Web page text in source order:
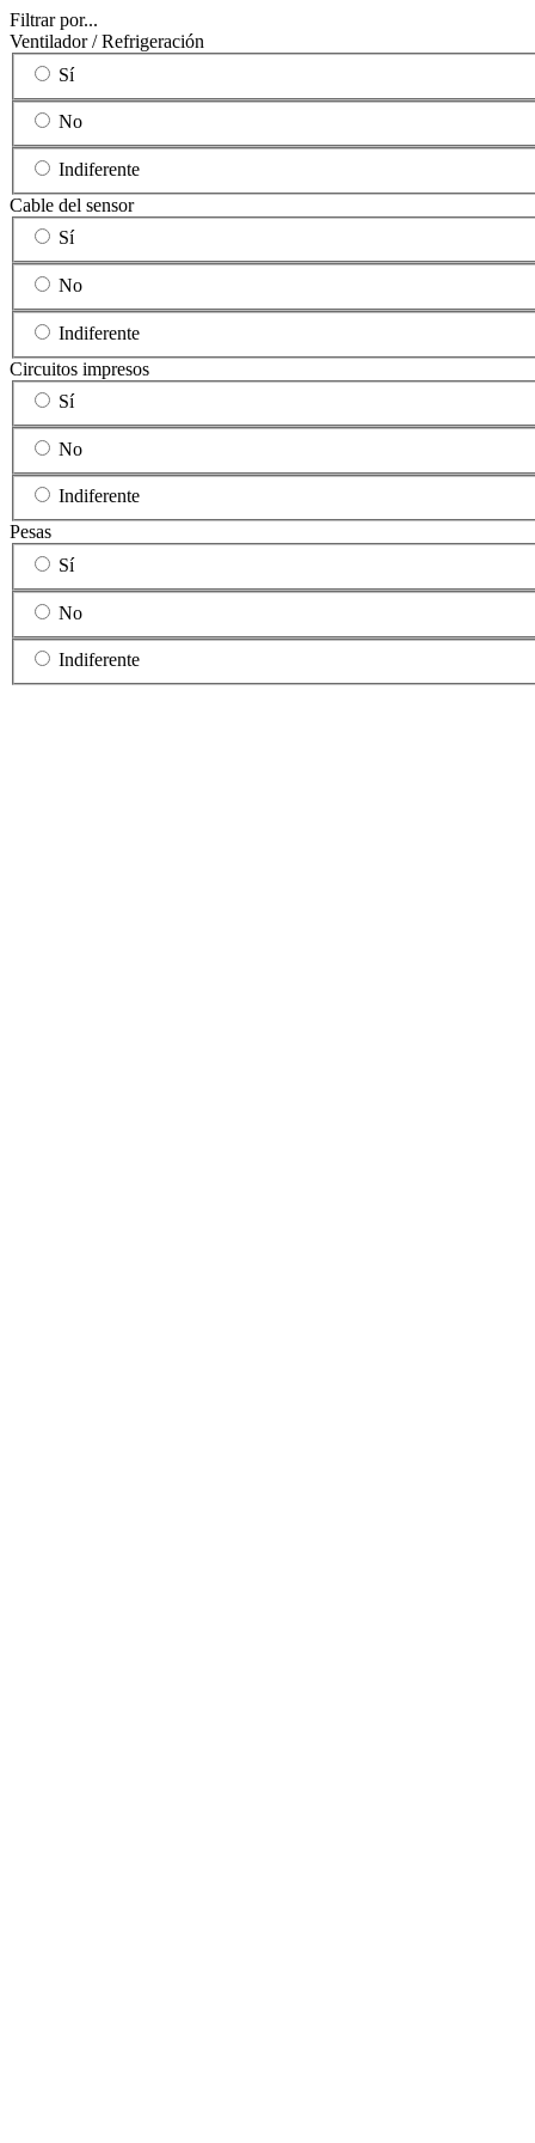
Filtrar por...
Ventilador / Refrigeración
Sí
No
Indiferente
Cable del sensor
Sí
No
Indiferente
Circuitos impresos
Sí
No
Indiferente
Pesas
Sí
No
Indiferente